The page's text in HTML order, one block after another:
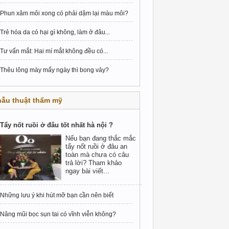
Phun xăm môi xong có phải dặm lại màu môi?
Trẻ hóa da có hại gì không, làm ở đâu...
Tư vấn mắt: Hai mí mắt không đều có...
Thêu lông mày mấy ngày thì bong vảy?
thuật thẩm mỹ
Tẩy nốt ruồi ở đâu tốt nhất hà nội ?
Nếu bạn đang thắc mắc
tẩy nốt ruồi ở đâu an
toàn mà chưa có câu
trả lời? Tham khảo
ngay bài viết...
Những lưu ý khi hút mỡ bạn cần nên biết
Nâng mũi bọc sụn tai có vĩnh viễn không?